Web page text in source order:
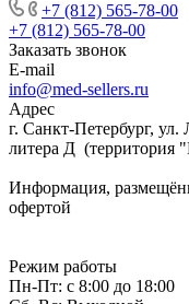
+7 (812) 565-78-00
+7 (812) 565-78-00
Заказать звонок
E-mail
info@med-sellers.ru
Адрес
г. Санкт-Петербург,
литера Д
Информация,
офертой
Режим работы
Пн-Пт: с 8:00 до 18:00